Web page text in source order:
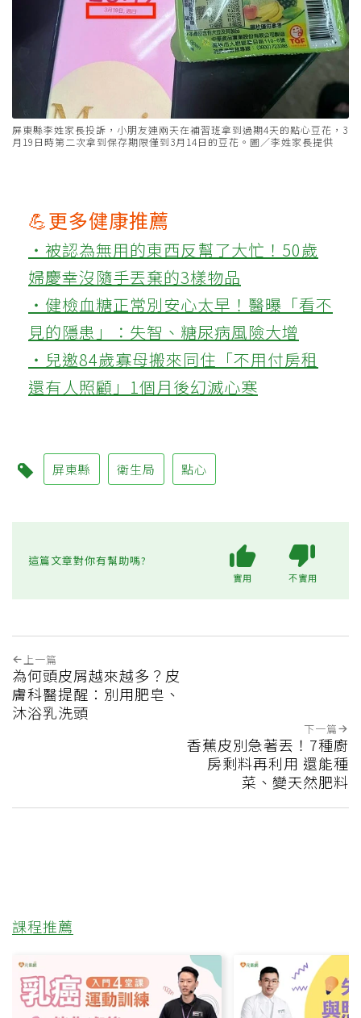
屏東縣李姓家長投訴，小朋友連兩天在補習班拿到過期4天的點心豆花，3
月19日時第二次拿到保存期限僅到3月14日的豆花。圖／李姓家長提供
💪更多健康推薦
‧被認為無用的東西反幫了大忙！50歲
婦慶幸沒隨手丟棄的3樣物品
‧健檢血糖正常別安心太早！醫曝「看不
見的隱患」：失智、糖尿病風險大增
‧兒邀84歲寡母搬來同住「不用付房租
還有人照顧」1個月後幻滅心寒
屏東縣 衛生局 點心
這篇文章對你有幫助嗎?
實用 不實用
上一篇
為何頭皮屑越來越多？皮
膚科醫提醒：別用肥皂、
沐浴乳洗頭
下一篇
香蕉皮別急著丟！7種廚
房剩料再利用 還能種
菜、變天然肥料
課程推薦